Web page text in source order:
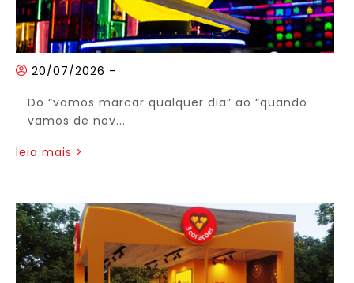
20/07/2026 -
Do “vamos marcar qualquer dia” ao “quando
vamos de nov...
leia mais >